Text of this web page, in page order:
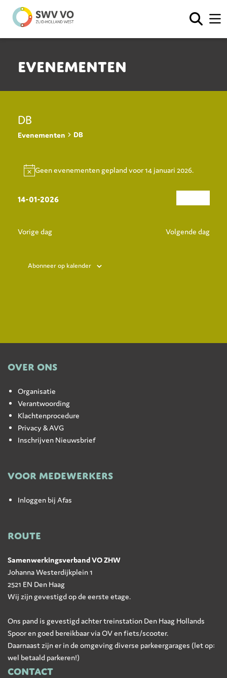
Evenementen
DB
Evenementen DB
Evenementen
for
14
januari
2026
Notice
Geen evenementen gepland voor 14 januari 2026.
en
Zoeken
Dag
14-01-2026
datum.
Vorige dag Volgende dag
Abonneer op kalender
OVER ONS
Organisatie
Verantwoording
Klachtenprocedure
Privacy & AVG
Inschrijven Nieuwsbrief
VOOR MEDEWERKERS
Inloggen bij Afas
ROUTE
Samenwerkingsverband VO ZHW
Johanna Westerdijkplein 1
2521 EN Den Haag
Wij zijn gevestigd op de eerste etage.
Ons pand is gevestigd achter treinstation Den Haag Hollands
Spoor en goed bereikbaar via OV en fiets/scooter.
Daarnaast zijn er in de omgeving diverse parkeergarages (let op:
wel betaald parkeren!)
CONTACT